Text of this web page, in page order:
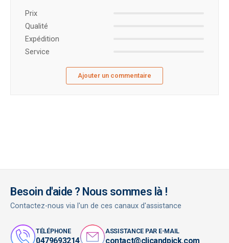
Prix ​​
Qualité
Expédition
Service
Ajouter un commentaire
Besoin d'aide ? Nous sommes là !
Contactez-nous via l'un de ces canaux d'assistance
TÉLÉPHONE
0479693214
ASSISTANCE PAR E-MAIL
contact@clicandpick.com